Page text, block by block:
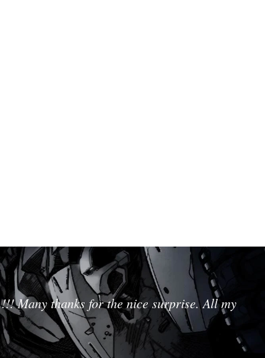
Many thanks for the nice surprise. All my